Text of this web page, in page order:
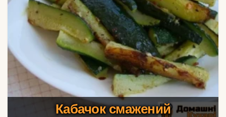
Кабачок смажений